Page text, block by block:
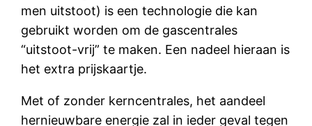
men uitstoot) is een technologie die kan
gebruikt worden om de gascentrales
“uitstoot-vrij” te maken. Een nadeel hieraan is
het extra prijskaartje.
Met of zonder kerncentrales, het aandeel
hernieuwbare energie zal in ieder geval tegen